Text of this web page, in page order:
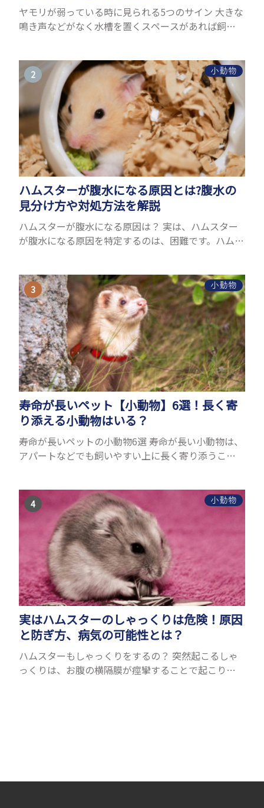
ヤモリが弱っている時に見られる5つのサイン 大きな
鳴き声などがなく水槽を置くスペースがあれば飼う
でしょうか...
小動物
ハムスターが腹水になる原因とは?腹水の
見分け方や対処方法を解説
ハムスターが腹水になる原因は？ 実は、ハムスター
が腹水になる原因を特定するのは、困難です。ハムス
理由はさま...
小動物
寿命が長いペット【小動物】6選！長く寄
り添える小動物はいる？
寿命が長いペットの小動物6選 寿命が長い小動物は、
アパートなどでも飼いやすい上に長く寄り添うこと
育のポイ...
小動物
実はハムスターのしゃっくりは危険！原因
と防ぎ方、病気の可能性とは？
ハムスターもしゃっくりをするの？ 突然起こるしゃ
っくりは、お腹の横隔膜が痙攣することで起こりま